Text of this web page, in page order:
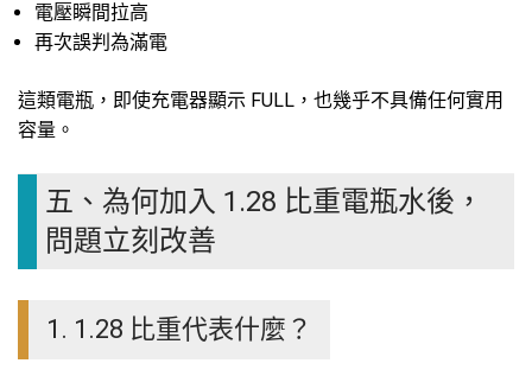
電壓瞬間拉高
再次誤判為滿電
這類電瓶，即使充電器顯示 FULL，也幾乎不具備任何實用
容量。
五、為何加入 1.28 比重電瓶水後，
問題立刻改善
1. 1.28 比重代表什麼？